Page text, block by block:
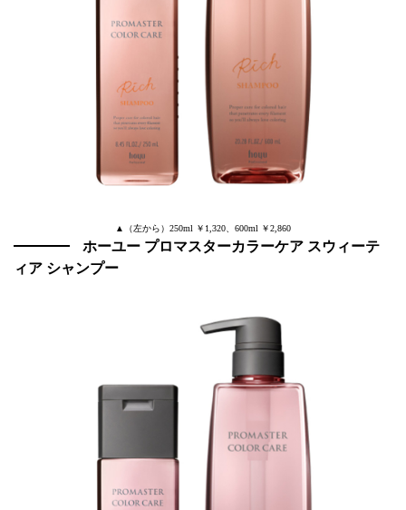
▲（左から）250ml ￥1,320、600ml ￥2,860
ホーユー プロマスターカラーケア スウィーテ
ィア シャンプー